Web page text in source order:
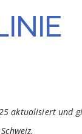
aktualisiert und